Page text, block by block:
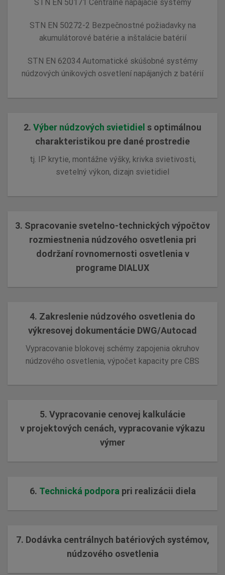
STN EN 50171 Centrálne napájacie systémy
STN EN 50272-2 Bezpečnostné požiadavky na
akumulátorové batérie a inštalácie batérií
STN EN 62034 Automatické skúšobné systémy
núdzových únikových osvetlení napájaných z batérií
2. Výber núdzových svietidiel s optimálnou
charakteristikou pre dané prostredie
tj. IP krytie, montážne výšky, krivka svietivosti,
svetelný výkon, dizajn svietidiel
3. Spracovanie svetelno-technických výpočtov
rozmiestnenia núdzového osvetlenia pri
dodržaní rovnomernosti osvetlenia v
programe DIALUX
4. Zakreslenie núdzového osvetlenia do
výkresovej dokumentácie DWG/Autocad
Vypracovanie blokovej schémy zapojenia okruhov
núdzového osvetlenia, výpočet kapacity pre CBS
5. Vypracovanie cenovej kalkulácie
v projektových cenách, vypracovanie výkazu
výmer
6. Technická podporapri realizácii diela
7. Dodávka centrálnych batériových systémov,
núdzového osvetlenia